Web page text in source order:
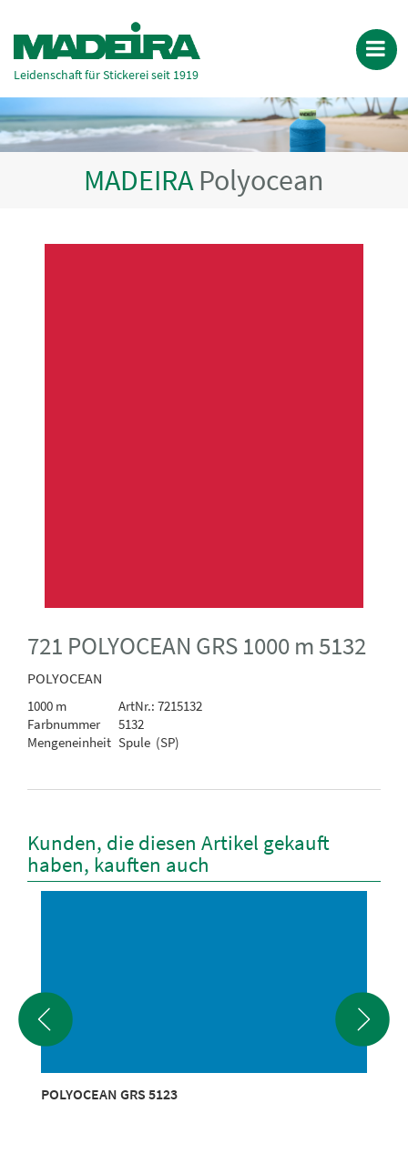
Leidenschaft für Stickerei seit 1919
MADEIRA Polyocean
721 POLYOCEAN GRS 1000 m 5132
POLYOCEAN
1000 m
ArtNr.: 7215132
Farbnummer
5132
Mengeneinheit Spule (SP)
Kunden, die diesen Artikel gekauft
haben, kauften auch
POLYOCEAN GRS 5123